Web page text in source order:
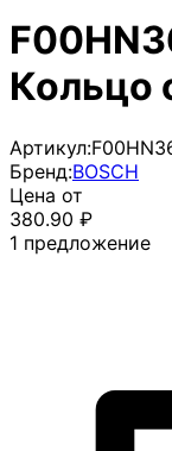
Кольцо
Артикул:
Бренд:BOSCH
Цена от
380.90 ₽
1 предложение